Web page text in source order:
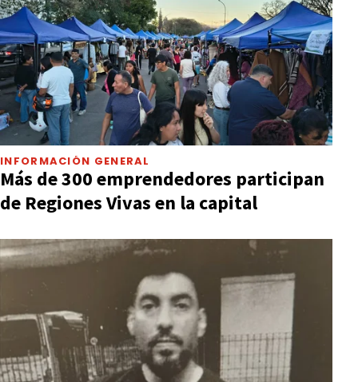
INFORMACIÓN GENERAL
Más de 300 emprendedores participan
de Regiones Vivas en la capital